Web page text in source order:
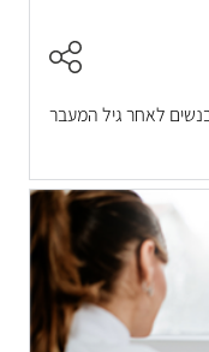
בנשים לאחר גיל המעבר